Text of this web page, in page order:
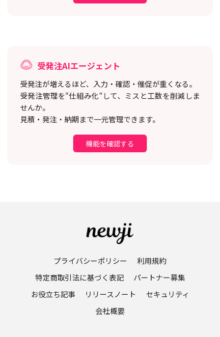
受発注AIエージェント
受発注が増えるほど、入力・確認・催促が重くなる。
受発注管理を“仕組み化“して、ミスと工数を削減しま
せんか。
見積・発注・納期まで一元管理できます。
機能を確認する
プライバシーポリシー
利用規約
特定商取引法に基づく表記
パートナー募集
お役立ち記事
リリースノート
セキュリティ
会社概要